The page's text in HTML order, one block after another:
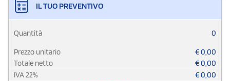
IL TUO PREVENTIVO
Quantità 0
Prezzo unitario €0,00
Totale netto
€0,00
IVA22% €0,00